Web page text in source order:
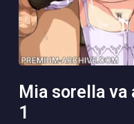
mia sorella va a letto con papà 3 pt
1